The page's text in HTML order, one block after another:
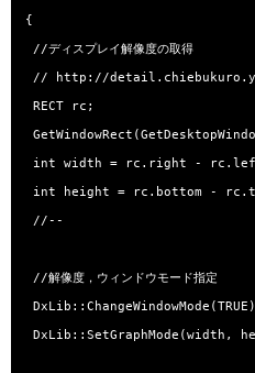
{
//ディスプレイ解像度の取得
// http://
RECT rc;
int width = rc.right -
int height = rc.bottom -
//--
//解像度，ウィンドウモード指定
DxLib::SetGraphMode(width,